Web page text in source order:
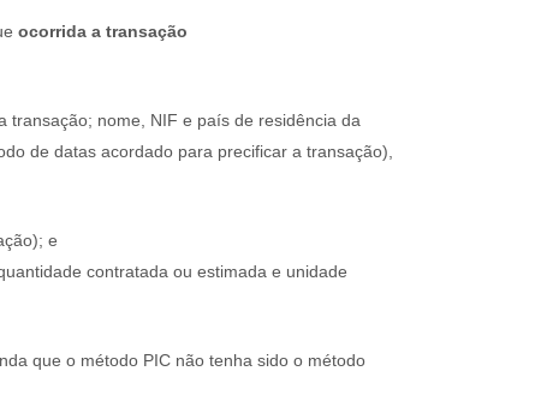
ocorrida a transação
transação; nome, NIF e país de residência da
de datas acordado para precificar a transação),
e
contratada ou estimada e unidade
que o método PIC não tenha sido o método